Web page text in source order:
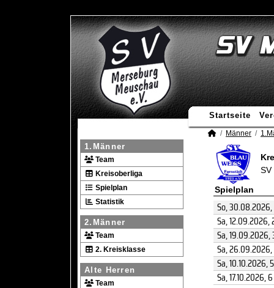
Startseite
1.Männer
Team
Kreisoberliga
Spielplan
Statistik
2.Männer
Team
2. Kreisklasse
Alte Herren
Team
Männer
Spielplan
So, 30.08.2026,
Sa, 12.09.2026,
Sa, 19.09.2026,
Sa, 26.09.2026,
Sa, 10.10.2026, 5
Sa, 17.10.2026, 6